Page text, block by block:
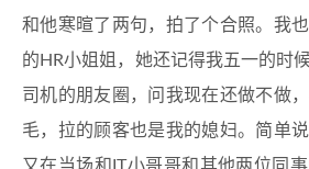
和他寒暄了两句，拍了个合照。我
的HR小姐姐，她还记得我五一的时
司机的朋友圈，问我现在还做不做
毛，拉的顾客也是我的媳妇。简单